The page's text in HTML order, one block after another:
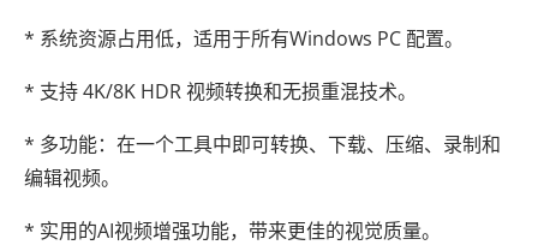
* 系统资源占用低，适用于所有Windows PC 配置。
* 支持 4K/8K HDR 视频转换和无损重混技术。
* 多功能：在一个工具中即可转换、下载、压缩、录制和
编辑视频。
* 实用的AI视频增强功能，带来更佳的视觉质量。